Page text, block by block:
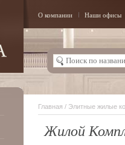
О компании Наши офисы
Главная / Элитные жилые
Жилой